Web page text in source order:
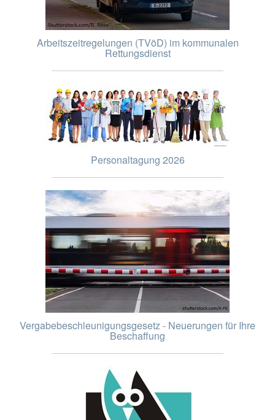
Arbeitszeitregelungen (TVöD) im kommunalen
Rettungsdienst
Personaltagung 2026
Vergabebeschleunigungsgesetz - Neuerungen für Ihre
Beschaffung